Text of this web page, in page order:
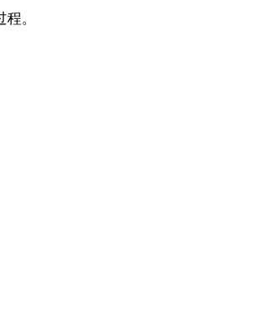
。